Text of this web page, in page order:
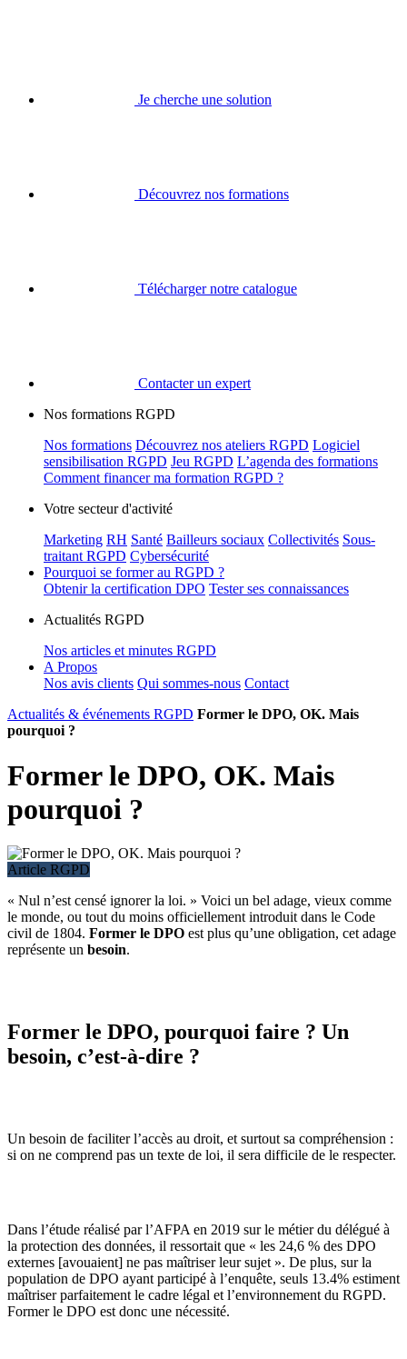
Je cherche une solution
Découvrez nos formations
Télécharger notre catalogue
Contacter un expert
Nos formations RGPD
Nos formations Découvrez nos ateliers RGPD Logiciel
sensibilisation RGPD Jeu RGPD L’agenda des formations
Comment financer ma formation RGPD ?
Votre secteur d'activité
Marketing RH Santé Bailleurs sociaux Collectivités Sous-
traitant RGPD Cybersécurité
Pourquoi se former au RGPD ?
Obtenir la certification DPO Tester ses connaissances
Actualités RGPD
Nos articles et minutes RGPD
A Propos
Nos avis clients Qui sommes-nous Contact
Actualités & événements RGPD Former le DPO, OK. Mais
pourquoi ?
Former le DPO, OK. Mais
pourquoi ?
Article RGPD
« Nul n’est censé ignorer la loi. » Voici un bel adage, vieux comme
le monde, ou tout du moins officiellement introduit dans le Code
civil de 1804. Former le DPO est plus qu’une obligation, cet adage
représente un besoin.
Former le DPO, pourquoi faire ? Un
besoin, c’est-à-dire ?
Un besoin de faciliter l’accès au droit, et surtout sa compréhension :
si on ne comprend pas un texte de loi, il sera difficile de le respecter.
Dans l’étude réalisé par l’AFPA en 2019 sur le métier du délégué à
la protection des données, il ressortait que « les 24,6 % des DPO
externes [avouaient] ne pas maîtriser leur sujet ». De plus, sur la
population de DPO ayant participé à l’enquête, seuls 13.4% estiment
maîtriser parfaitement le cadre légal et l’environnement du RGPD.
Former le DPO est donc une nécessité.